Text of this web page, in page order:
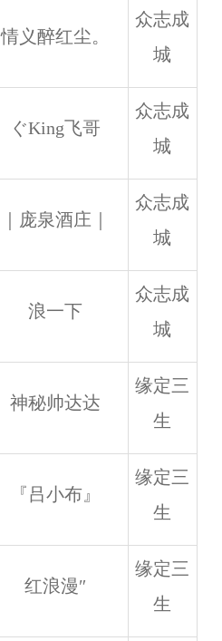
情义醉红尘。
众志成
城
ぐKing飞哥
众志成
城
｜庞泉酒庄｜
众志成
城
浪一下
众志成
城
神秘帅达达
缘定三
生
『吕小布』
缘定三
生
红浪漫″
缘定三
生